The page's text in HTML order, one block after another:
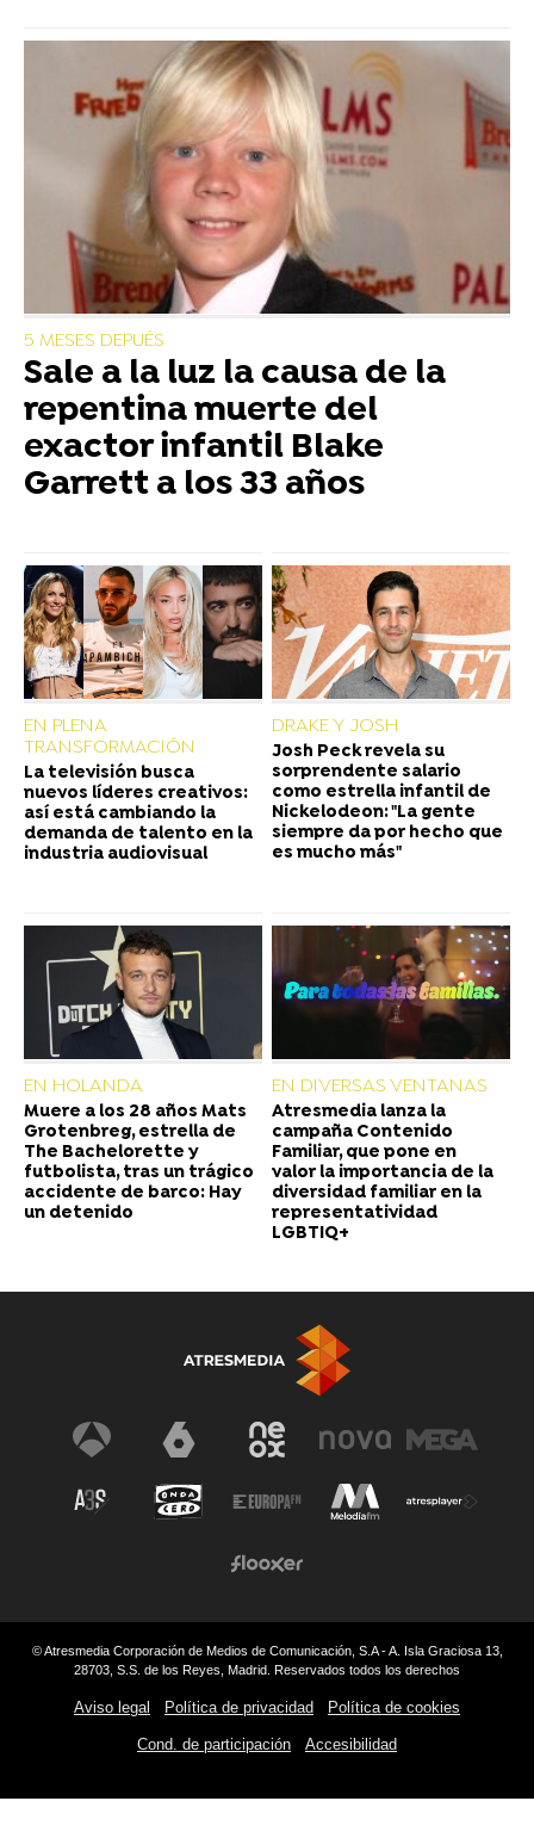
5 MESES DEPUÉS
Sale a la luz la causa de la
repentina muerte del
exactor infantil Blake
Garrett a los 33 años
EN PLENA
TRANSFORMACIÓN
La televisión busca
nuevos líderes creativos:
así está cambiando la
demanda de talento en la
industria audiovisual
DRAKE Y JOSH
Josh Peck revela su
sorprendente salario
como estrella infantil de
Nickelodeon: "La gente
siempre da por hecho que
es mucho más"
EN HOLANDA
Muere a los 28 años Mats
Grotenbreg, estrella de
The Bachelorette y
futbolista, tras un trágico
accidente de barco: Hay
un detenido
EN DIVERSAS VENTANAS
Atresmedia lanza la
campaña Contenido
Familiar, que pone en
valor la importancia de la
diversidad familiar en la
representatividad
LGBTIQ+
© Atresmedia Corporación de Medios de Comunicación, S.A - A. Isla Graciosa 13,
28703, S.S. de los Reyes, Madrid. Reservados todos los derechos
Aviso legal Política de privacidad Política de cookies
Cond. de participación Accesibilidad